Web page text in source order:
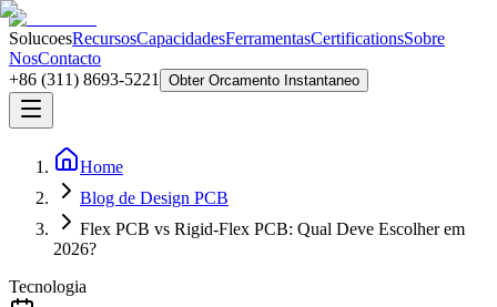
SolucoesRecursosCapacidadesFerramentasCertificationsSobre
NosContacto
+86 (311) 8693-5221
Obter Orcamento Instantaneo
Home
Blog de Design PCB
Flex PCB vs Rigid-Flex PCB: Qual Deve Escolher em
2026?
Tecnologia